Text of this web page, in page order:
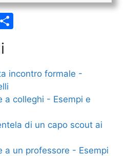
di
di
incontro formale -
a colleghi - Esempi e
di un capo scout ai
a un professore - Esempi